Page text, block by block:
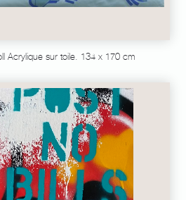
Acrylique sur toile. 134 x 170 cm